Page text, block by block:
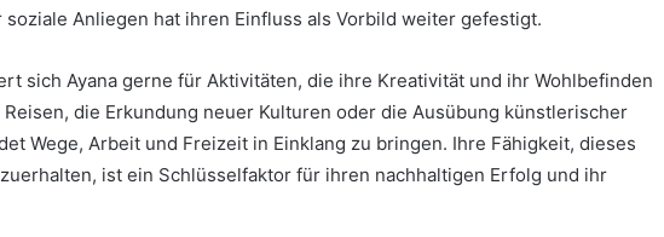
soziale Anliegen hat ihren Einfluss als Vorbild weiter gefestigt.
sich Ayana gerne für Aktivitäten, die ihre Kreativität und ihr Wohlbefinden
die Erkundung neuer Kulturen oder die Ausübung künstlerischer
Wege, Arbeit und Freizeit in Einklang zu bringen. Ihre Fähigkeit, dieses
ist ein Schlüsselfaktor für ihren nachhaltigen Erfolg und ihr